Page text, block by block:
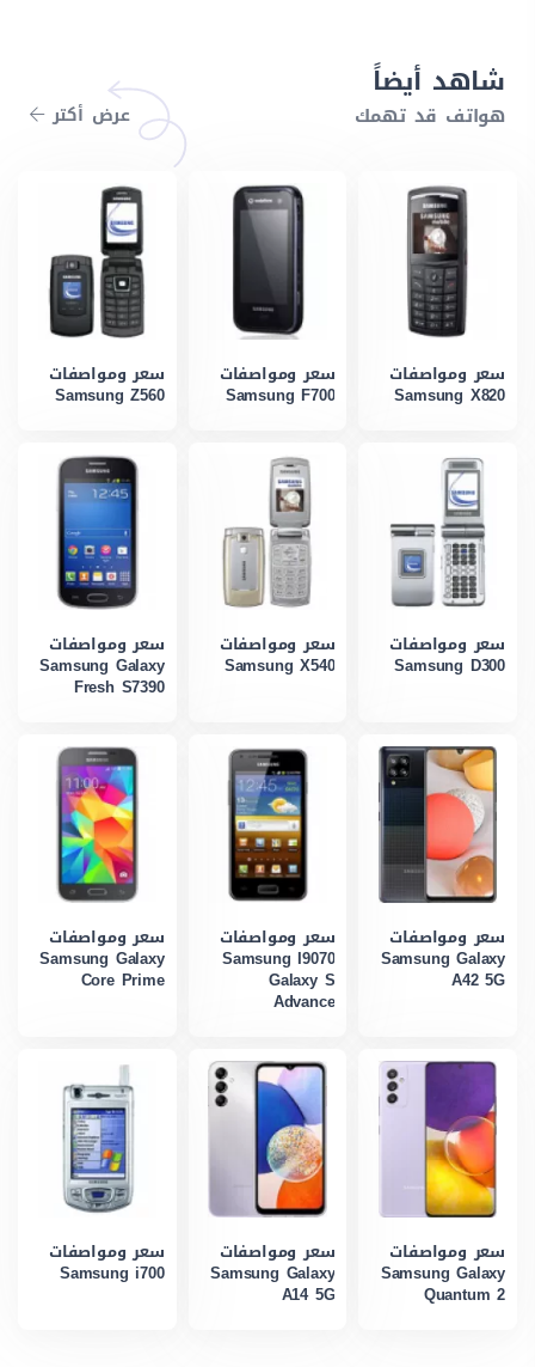
شاهد أيضاً
هواتف قد تهمك عرض أكتر
سعر ومواصفات
Samsung X820
سعر ومواصفات
Samsung F700
سعر ومواصفات
Samsung Z560
سعر ومواصفات
Samsung D300
سعر ومواصفات
Samsung X540
سعر ومواصفات
Samsung Galaxy
Fresh S7390
سعر ومواصفات
Samsung Galaxy
A42 5G
سعر ومواصفات
Samsung I9070
Galaxy S
Advance
سعر ومواصفات
Samsung Galaxy
Core Prime
سعر ومواصفات
Samsung Galaxy
Quantum 2
سعر ومواصفات
Samsung Galaxy
A14 5G
سعر ومواصفات
Samsung i700